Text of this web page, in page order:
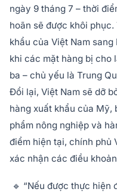
ngày 9 tháng 7 – thời
hoãn sẽ được khôi
khẩu của Việt Nam
khi các mặt hàng bị cho
ba – chủ yếu là Trung
Đổi lại, Việt Nam sẽ dỡ
hàng xuất khẩu của Mỹ,
phẩm nông nghiệp và
điểm hiện tại, chính phủ
xác nhận các điều
🔹 “Nếu được thực hiện